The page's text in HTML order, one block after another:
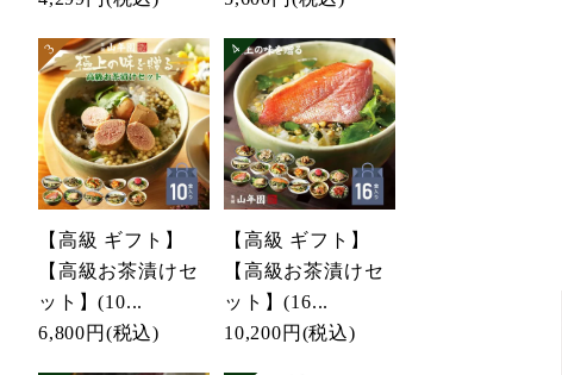
【高級 ギフト】
【高級お茶漬けセ
ット】(10...
6,800円 (税込)
【高級 ギフト】
【高級お茶漬けセ
ット】(16...
10,200円 (税込)